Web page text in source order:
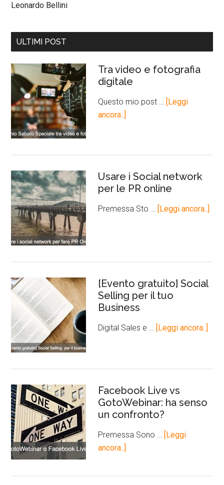
Leonardo Bellini
ULTIMI POST
Tra video e fotografia
digitale
Questo mio post …
[Leggi
ancora..]
Usare i Social network
per le PR online
Premessa Sto … [Leggi ancora..]
[Evento gratuito] Social
Selling per il tuo
Business
Digital Sales e … [Leggi ancora..]
Facebook Live vs
GotoWebinar: ha senso
un confronto?
Premessa Sono …
[Leggi
ancora..]